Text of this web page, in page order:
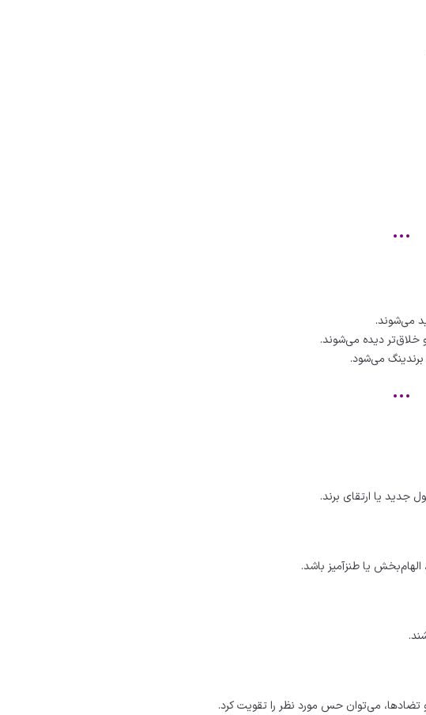
•••
می‌شوند.
و خلاق‌تر دیده می‌شوند.
می‌شود.
•••
جدید یا ارتقای برند.
یا طنزآمیز باشد.
تضادها، می‌توان حس مورد نظر را تقویت کرد.